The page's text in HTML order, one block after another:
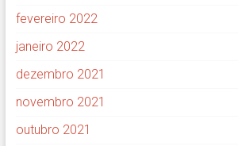
fevereiro 2022
janeiro 2022
dezembro 2021
novembro 2021
outubro 2021